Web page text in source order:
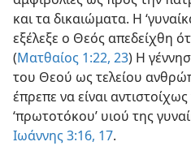
και τα δικαιώματα. Η
εξέλεξε ο Θεός απεδείχθη
(Ματθαίος 1:22, 23) Η
του Θεού ως τελείου
έπρεπε να είναι
‘πρωτοτόκου’ υιού της
Ιωάννης 3:16, 17.